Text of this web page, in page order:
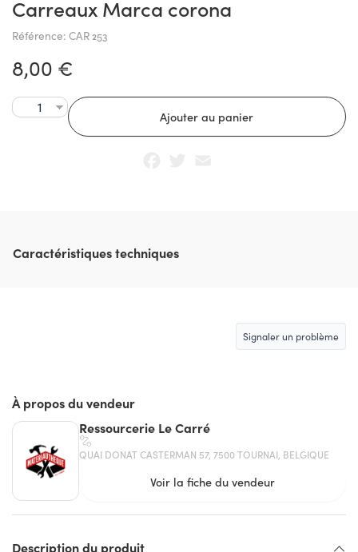
Carreaux Marca corona
Référence: CAR 253
8,00 €
Caractéristiques techniques
Signaler un problème
À propos du vendeur
Ressourcerie Le Carré
QUAI DONAT CASTERMAN 57, 7500 TOURNAI, BELGIQUE
Voir la fiche du vendeur
Description du produit